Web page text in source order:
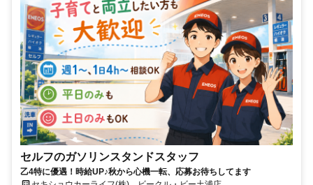
セルフのガソリンスタンドスタッフ
乙4特に優遇！時給UP♪秋から心機一転、応募お待ちしてます